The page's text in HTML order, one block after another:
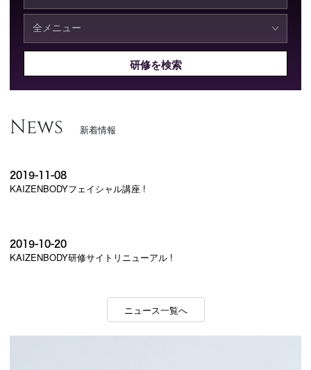
研修を検索
News 新着情報
2019-11-08
KAIZENBODYフェイシャル講座 !
2019-10-20
KAIZENBODY研修サイトリニューアル !
ニュース一覧へ